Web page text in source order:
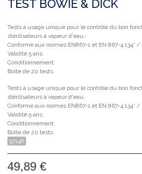
TEST BOWIE & DICK
Tests à usage unique pour le contrôle du bon
stérilisateurs à vapeur d'eau.
Conforme aux normes EN867-1 et EN 867-4 134° /
Validité 5 ans.
Conditionnement:
Boîte de 20 tests
Tests à usage unique pour le contrôle du bon
stérilisateurs à vapeur d'eau.
Conforme aux normes EN867-1 et EN 867-4 134° /
Validité 5 ans.
Conditionnement:
Boîte de 20 tests
97148
49,89 €